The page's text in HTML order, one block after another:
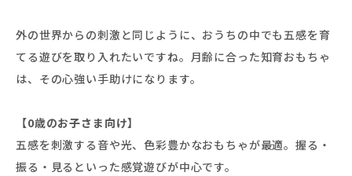
外の世界からの刺激と同じように、おうちの中でも五感を育
てる遊びを取り入れたいですね。月齢に合った知育おもちゃ
は、その心強い手助けになります。
【0歳のお子さま向け】
五感を刺激する音や光、色彩豊かなおもちゃが最適。握る・
振る・見るといった感覚遊びが中心です。